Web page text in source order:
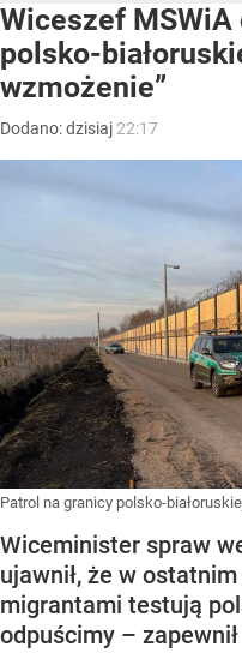
Wiceszef
polsko-
wzmożenie”
Dodano:dzisiaj 22:17
Patrol na granicy polsko-
Wiceminister spraw
ujawnił, że w
migrantami testują
odpuścimy –